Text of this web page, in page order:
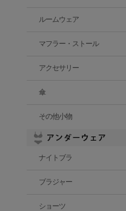
ルームウェア
マフラー・ストール
アクセサリー
傘
その他小物
ナイトブラ
ブラジャー
ショーツ